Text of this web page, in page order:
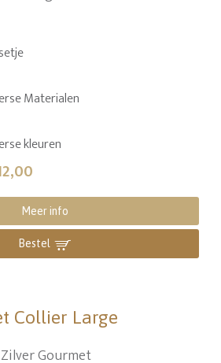
Materialen
kleuren
Meer info
Bestel
Collier Large